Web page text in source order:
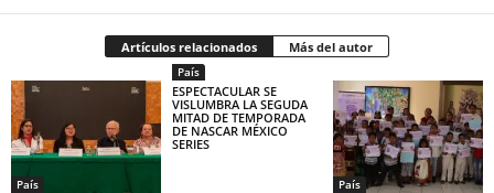
Artículos relacionados Más del autor
País
País
ESPECTACULAR SE
VISLUMBRA LA SEGUDA
MITAD DE TEMPORADA
DE NASCAR MÉXICO
SERIES
País